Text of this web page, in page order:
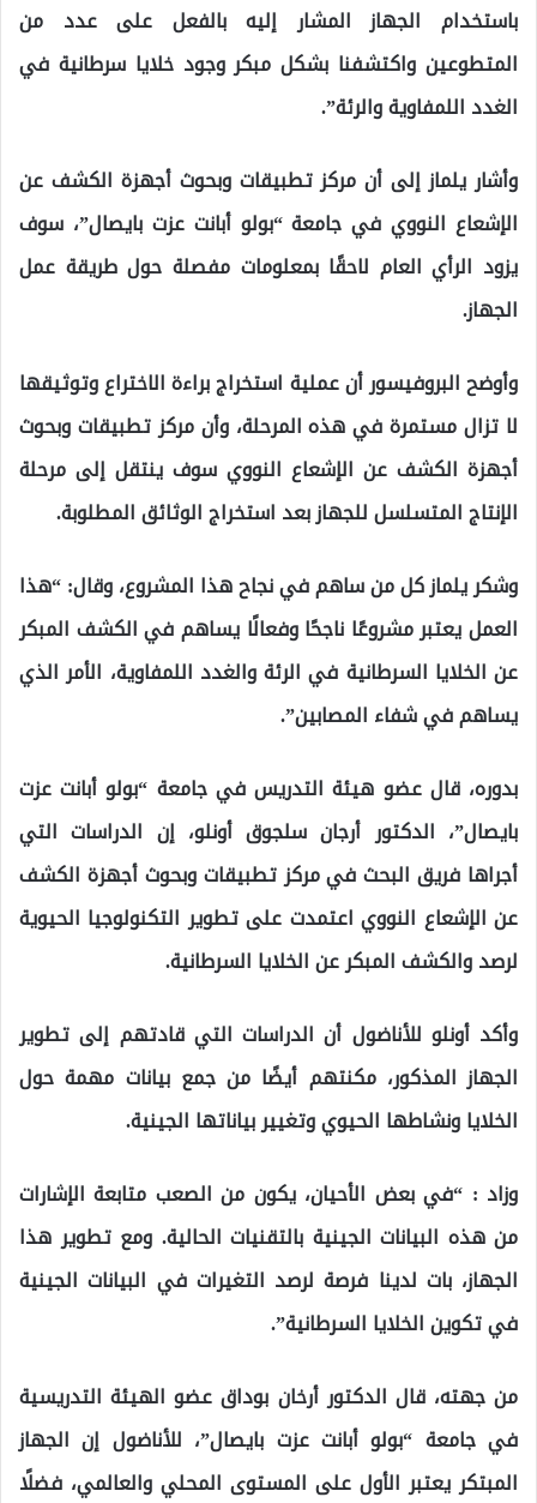
باستخدام الجهاز المشار إليه بالفعل على عدد من
المتطوعين واكتشفنا بشكل مبكر وجود خلايا سرطانية في
الغدد اللمفاوية والرئة”.
وأشار يلماز إلى أن مركز تطبيقات وبحوث أجهزة الكشف عن
الإشعاع النووي في جامعة “بولو أبانت عزت بايصال”، سوف
يزود الرأي العام لاحقًا بمعلومات مفصلة حول طريقة عمل
الجهاز.
وأوضح البروفيسور أن عملية استخراج براءة الاختراع وتوثيقها
لا تزال مستمرة في هذه المرحلة، وأن مركز تطبيقات وبحوث
أجهزة الكشف عن الإشعاع النووي سوف ينتقل إلى مرحلة
الإنتاج المتسلسل للجهاز بعد استخراج الوثائق المطلوبة.
وشكر يلماز كل من ساهم في نجاح هذا المشروع، وقال: “هذا
العمل يعتبر مشروعًا ناجحًا وفعالًا يساهم في الكشف المبكر
عن الخلايا السرطانية في الرئة والغدد اللمفاوية، الأمر الذي
يساهم في شفاء المصابين”.
بدوره، قال عضو هيئة التدريس في جامعة “بولو أبانت عزت
بايصال”، الدكتور أرجان سلجوق أونلو، إن الدراسات التي
أجراها فريق البحث في مركز تطبيقات وبحوث أجهزة الكشف
عن الإشعاع النووي اعتمدت على تطوير التكنولوجيا الحيوية
لرصد والكشف المبكر عن الخلايا السرطانية.
وأكد أونلو للأناضول أن الدراسات التي قادتهم إلى تطوير
الجهاز المذكور، مكنتهم أيضًا من جمع بيانات مهمة حول
الخلايا ونشاطها الحيوي وتغيير بياناتها الجينية.
وزاد : “في بعض الأحيان، يكون من الصعب متابعة الإشارات
من هذه البيانات الجينية بالتقنيات الحالية. ومع تطوير هذا
الجهاز، بات لدينا فرصة لرصد التغيرات في البيانات الجينية
في تكوين الخلايا السرطانية”.
من جهته، قال الدكتور أرخان بوداق عضو الهيئة التدريسية
في جامعة “بولو أبانت عزت بايصال”، للأناضول إن الجهاز
المبتكر يعتبر الأول على المستوى المحلي والعالمي، فضلًا